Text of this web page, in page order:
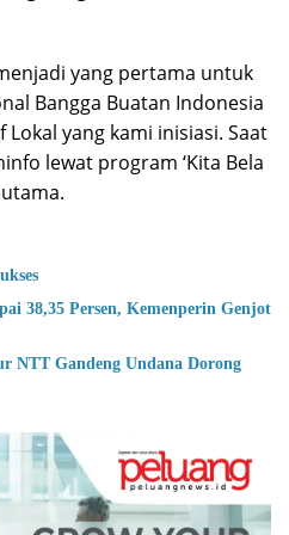
yang pertama untuk
Bangga Buatan Indonesia
yang kami inisiasi. Saat
lewat program ‘Kita Bela
38,35 Persen, Kemenperin Genjot
NTT Gandeng Undana Dorong